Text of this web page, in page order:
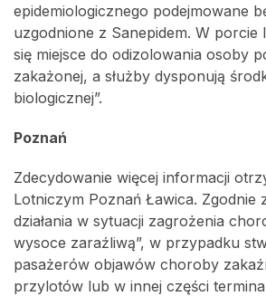
epidemiologicznego podejmowane
uzgodnione z Sanepidem. W porcie
się miejsce do odizolowania osoby
zakażonej, a służby dysponują
biologicznej”.
Poznań
Zdecydowanie więcej informacji
Lotniczym Poznań Ławica. Zgodnie
działania w sytuacji zagrożenia
wysoce zaraźliwą”, w przypadku
pasażerów objawów choroby
przylotów lub w innej części